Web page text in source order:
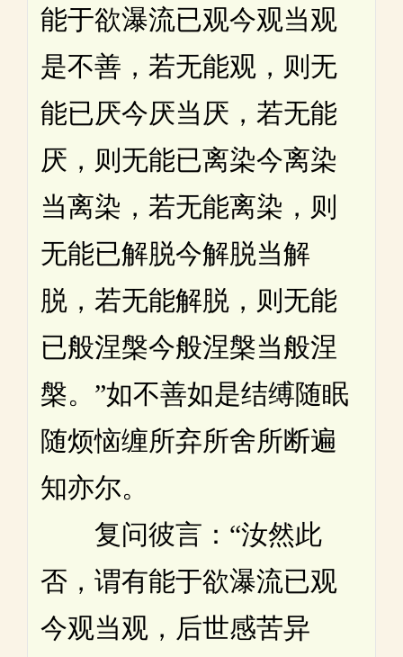
能于欲瀑流已观今观当观
是不善，若无能观，则无
能已厌今厌当厌，若无能
厌，则无能已离染今离染
当离染，若无能离染，则
无能已解脱今解脱当解
脱，若无能解脱，则无能
已般涅槃今般涅槃当般涅
槃。”如不善如是结缚随眠
随烦恼缠所弃所舍所断遍
知亦尔。
复问彼言：“汝然此
否，谓有能于欲瀑流已观
今观当观，后世感苦异